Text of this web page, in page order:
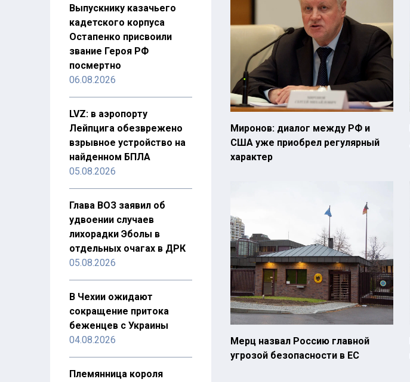
Выпускнику казачьего
кадетского корпуса
Остапенко присвоили
звание Героя РФ
посмертно
06.08.2026
LVZ: в аэропорту
Лейпцига обезврежено
взрывное устройство на
найденном БПЛА
05.08.2026
Глава ВОЗ заявил об
удвоении случаев
лихорадки Эболы в
отдельных очагах в ДРК
05.08.2026
В Чехии ожидают
сокращение притока
беженцев с Украины
04.08.2026
Племянница короля
Миронов: диалог между РФ и
США уже приобрел регулярный
характер
Мерц назвал Россию главной
угрозой безопасности в ЕС